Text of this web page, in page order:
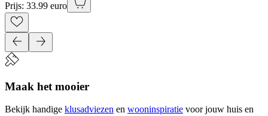
Prijs: 33.99 euro
Maak het mooier
Bekijk handige klusadviezen en wooninspiratie voor jouw huis en